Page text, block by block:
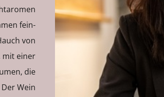
fein-
von
mit einer
die
Wein